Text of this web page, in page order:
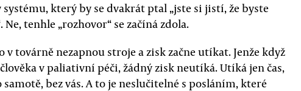
který by se dvakrát ptal „jste si jistí, že byste
tenhle „rozhovor“ se začíná zdola.
v továrně nezapnou stroje a zisk začne utíkat. Jenže když
v paliativní péči, žádný zisk neutíká. Utíká jen čas,
bez vás. A to je neslučitelné s posláním, které